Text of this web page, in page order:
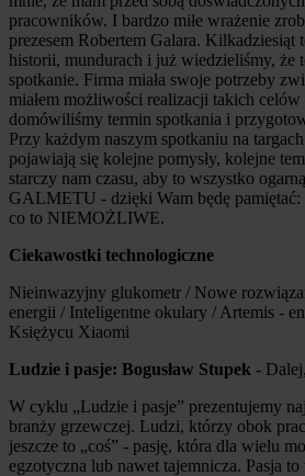
pracowników. I bardzo miłe wrażenie
prezesem Robertem Galara. Kilkadziesiąt
historii, mundurach i już wiedzieliśmy, że
spotkanie. Firma miała swoje potrzeby
miałem możliwości realizacji takich celów
domówiliśmy termin spotkania i
Przy każdym naszym spotkaniu na
pojawiają się kolejne pomysły, kolejne
starczy nam czasu, aby to wszystko
GALMETU - dzięki Wam będę
co to NIEMOŻLIWE.
Ciekawostki technologiczne
Nieinwazyjny glukometr / Nowe
energii / Inteligentne okulary / Artemis -
Księżycu Xiaomi
Ludzie i pasje: Bogusław Stupek -
W cyklu „Ludzie i pasje” prezentujemy
branży grzewczej. Ludzi, którzy obok
jeszcze to „coś” - pasję, która dla wielu
egzotyczna lub nawet tajemnicza. Pasja